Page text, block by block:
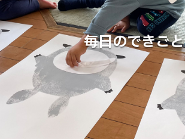
毎日のできごと